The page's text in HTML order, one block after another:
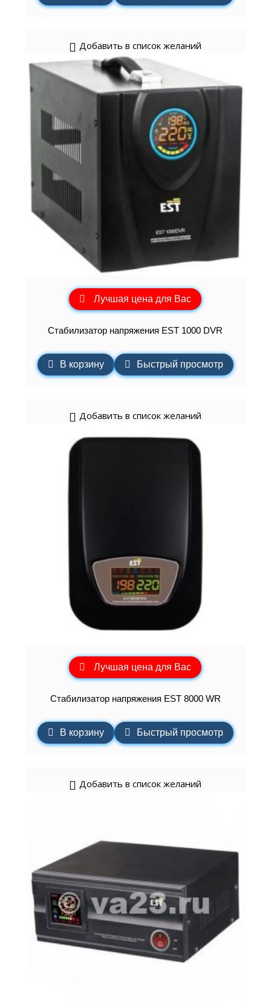
Добавить в список желаний
Лучшая цена для Вас
Стабилизатор напряжения EST 1000 DVR
В корзину Быстрый просмотр
Добавить в список желаний
Лучшая цена для Вас
Стабилизатор напряжения EST 8000 WR
В корзину Быстрый просмотр
Добавить в список желаний